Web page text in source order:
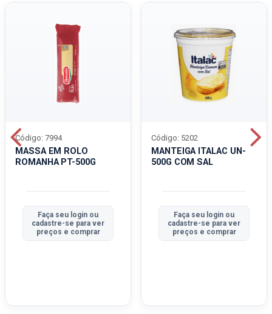
MASSA EM ROLO
ROMANHA PT-500G
Código: 7994
Faça seu login ou
cadastre-se para ver
preços e comprar
MANTEIGA ITALAC UN-
500G COM SAL
Código: 5202
Faça seu login ou
cadastre-se para ver
preços e comprar